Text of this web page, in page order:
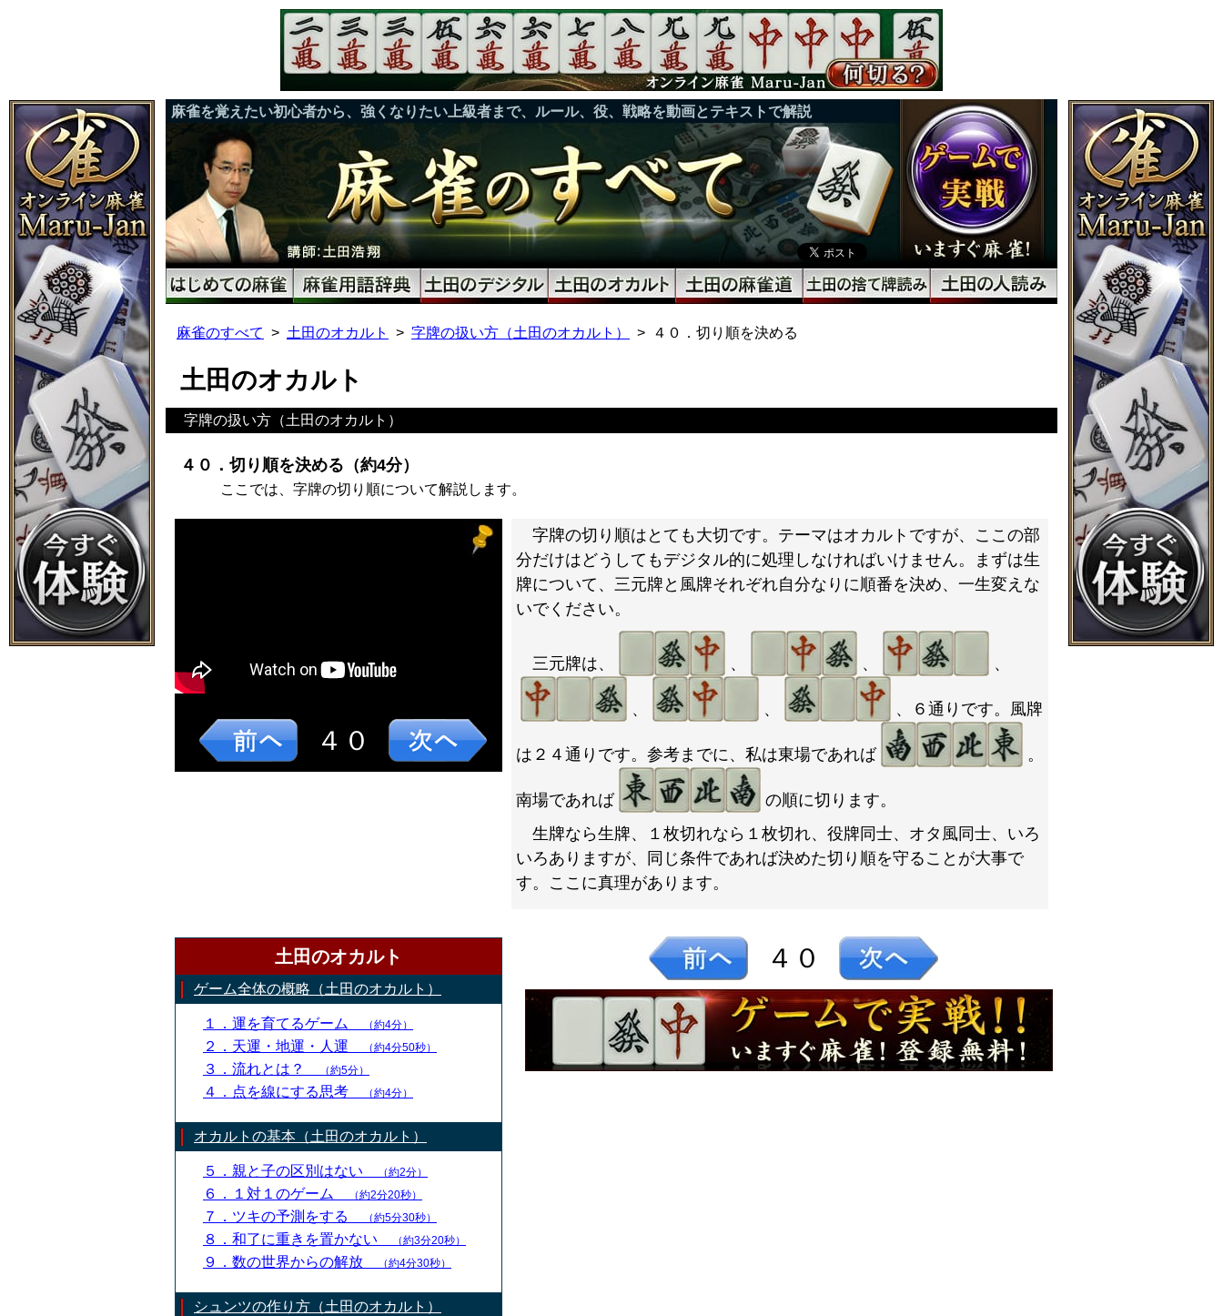
麻雀を覚えたい初心者から、強くなりたい上級者まで、ルール、役、戦略を動画とテキストで解説
麻雀のすべて 土田のオカルト 字牌の扱い方（土田のオカルト） ４０．切り順を決める
土田のオカルト
字牌の扱い方（土田のオカルト）
４０．切り順を決める（約4分）
ここでは、字牌の切り順について解説します。
４０
土田のオカルト
ゲーム全体の概略（土田のオカルト）
１．運を育てるゲーム （約4分）
２．天運・地運・人運 （約4分50秒）
３．流れとは？ （約5分）
４．点を線にする思考 （約4分）
オカルトの基本（土田のオカルト）
５．親と子の区別はない （約2分）
６．１対１のゲーム （約2分20秒）
７．ツキの予測をする （約5分30秒）
８．和了に重きを置かない （約3分20秒）
９．数の世界からの解放 （約4分30秒）
シュンツの作り方（土田のオカルト）
字牌の切り順はとても大切です。テーマはオカルトですが、ここの部
分だけはどうしてもデジタル的に処理しなければいけません。まずは生
牌について、三元牌と風牌それぞれ自分なりに順番を決め、一生変えな
いでください。
三元牌は、 、 、 、
、 、 、６通りです。風牌
は２４通りです。参考までに、私は東場であれば 。
南場であれば
の順に切ります。
生牌なら生牌、１枚切れなら１枚切れ、役牌同士、オタ風同士、いろ
いろありますが、同じ条件であれば決めた切り順を守ることが大事で
す。ここに真理があります。
４０